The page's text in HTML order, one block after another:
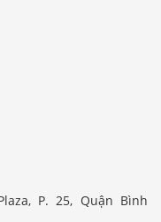
P. 25, Quận Bình